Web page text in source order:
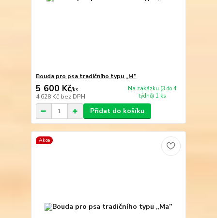
Bouda pro psa tradičního typu „M”
5 600 Kč/ks
4 628 Kč bez DPH
Na zakázku (3 do 4
týdnů) 1 ks
Přidat do košíku
Akce